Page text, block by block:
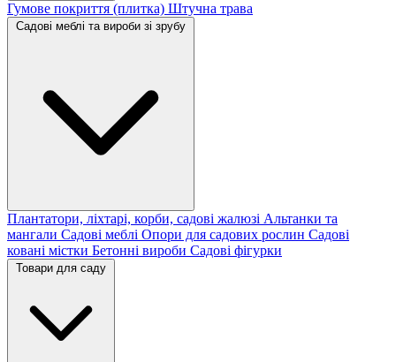
Гумове покриття (плитка) Штучна трава
Садові меблі та вироби зі зрубу
Плантатори, ліхтарі, корби, садові жалюзі Альтанки та
мангали Садові меблі Опори для садових рослин Садові
ковані містки Бетонні вироби Садові фігурки
Товари для саду